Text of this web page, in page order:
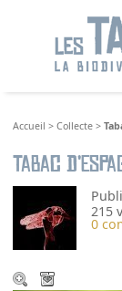
Accueil >Collecte >
Tabac
215
0